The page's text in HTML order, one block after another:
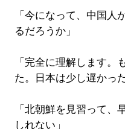
「今になって、中国人
るだろうか」
「完全に理解します。
た。日本は少し遅かった
「北朝鮮を見習って、
しれない」